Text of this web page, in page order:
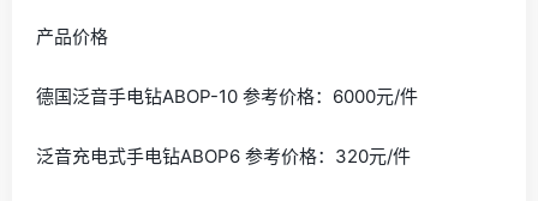
泛音是一家来自德国的电动工具生产商，其制造的电动工
其精湛的生产技术而销量大卖的。并且泛音发展历史悠
久，140年来，一直追求卓越、创新技术，并未停止进步的